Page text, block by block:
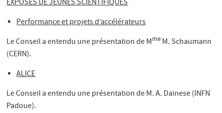
EXPOSÉS DE JEUNES SCIENTIFIQUES
Performance et projets d’accélérateurs
Le Conseil a entendu une présentation de Mme M. Schaumann
(CERN).
ALICE
Le Conseil a entendu une présentation de M. A. Dainese (INFN
Padoue).